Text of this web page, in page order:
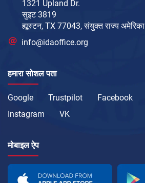
1321 Upland Dr.
सुइट 3819
ह्यूस्टन, TX 77043, संयुक्त राज्य अमेरिका
info@idaoffice.org
हमारा सोशल पता
Google Trustpilot Facebook
Instagram
VK
मोबाइल ऐप